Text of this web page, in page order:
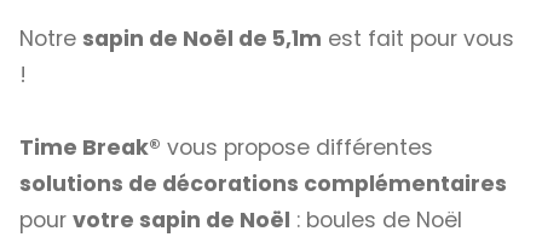
Notre sapin de Noël de 5,1m est fait pour vous
!
Time Break® vous propose différentes
solutions de décorations complémentaires
pour votre sapin de Noël : boules de Noël